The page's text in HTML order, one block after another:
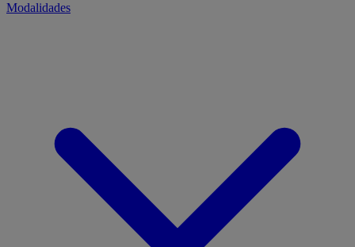
Modalidades